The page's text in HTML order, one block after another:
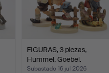
FIGURAS, 3 piezas,
Hummel, Goebel.
Subastado 16 jul 2026